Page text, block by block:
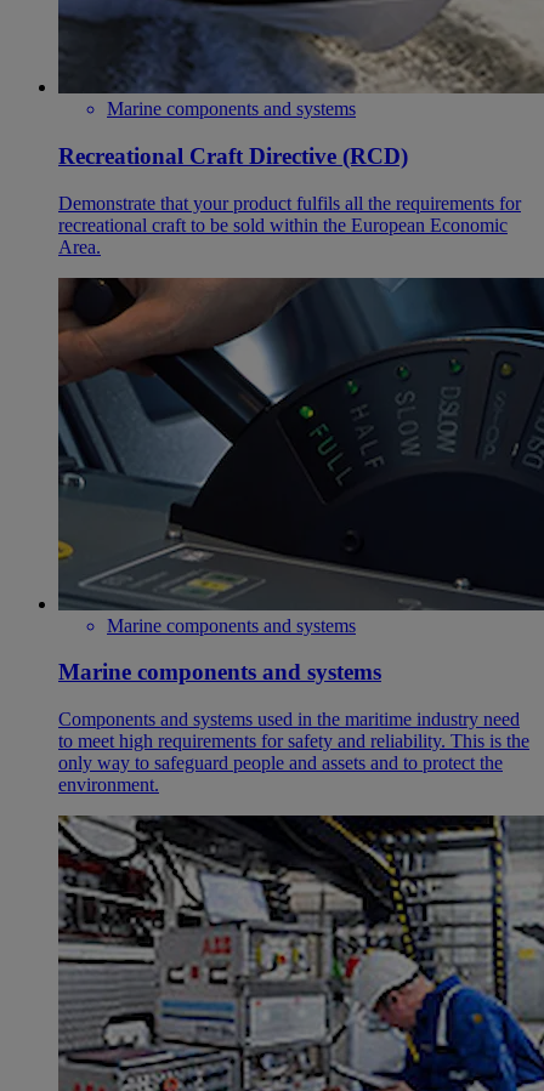
Marine components and systems
Recreational Craft Directive (RCD)
Demonstrate that your product fulfils all the requirements for
recreational craft to be sold within the European Economic
Area.
Marine components and systems
Marine components and systems
Components and systems used in the maritime industry need
to meet high requirements for safety and reliability. This is the
only way to safeguard people and assets and to protect the
environment.